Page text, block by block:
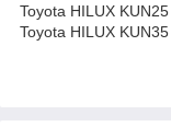
Toyota HILUX
Toyota HILUX